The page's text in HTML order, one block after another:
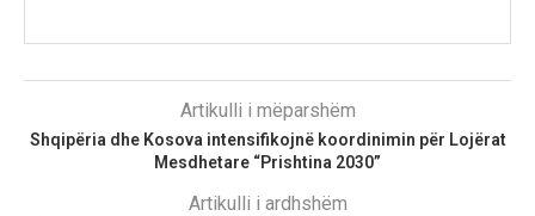
Artikulli i mëparshëm
Shqipëria dhe Kosova intensifikojnë koordinimin për Lojërat
Mesdhetare “Prishtina 2030”
Artikulli i ardhshëm